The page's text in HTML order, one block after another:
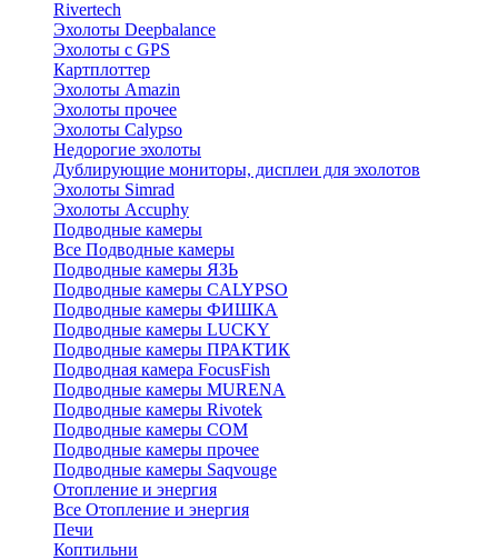
Rivertech
Эхолоты Deepbalance
Эхолоты с GPS
Картплоттер
Эхолоты Amazin
Эхолоты прочее
Эхолоты Calypso
Недорогие эхолоты
Дублирующие мониторы, дисплеи для эхолотов
Эхолоты Simrad
Эхолоты Accuphy
Подводные камеры
Все Подводные камеры
Подводные камеры ЯЗЬ
Подводные камеры CALYPSO
Подводные камеры ФИШКА
Подводные камеры LUCKY
Подводные камеры ПРАКТИК
Подводная камера FocusFish
Подводные камеры MURENA
Подводные камеры Rivotek
Подводные камеры СОМ
Подводные камеры прочее
Подводные камеры Saqvouge
Отопление и энергия
Все Отопление и энергия
Печи
Коптильни